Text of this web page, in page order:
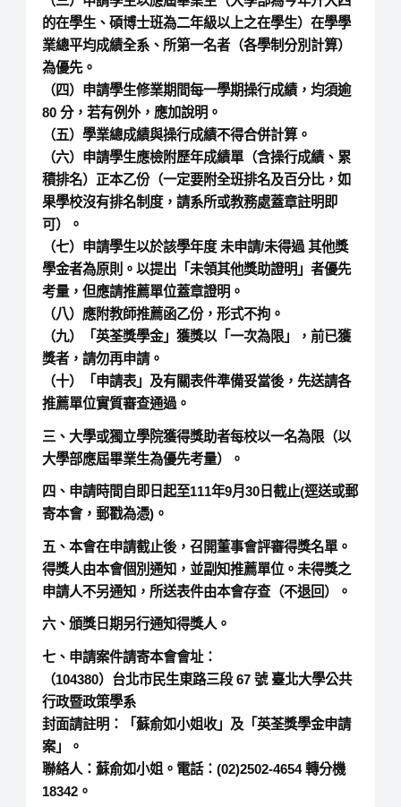
的在學生、碩博士班為二年級以上之在學生）在學學
業總平均成績全系、所第一名者（各學制分別計算）
為優先。
（四）申請學生修業期間每一學期操行成績，均須逾
80 分，若有例外，應加說明。
（五）學業總成績與操行成績不得合併計算。
（六）申請學生應檢附歷年成績單（含操行成績、累
積排名）正本乙份（一定要附全班排名及百分比，如
果學校沒有排名制度，請系所或教務處蓋章註明即
可）。
（七）申請學生以於該學年度 未申請/未得過 其他獎
學金者為原則。以提出「未領其他獎助證明」者優先
考量，但應請推薦單位蓋章證明。
（八）應附教師推薦函乙份，形式不拘。
（九）「英荃獎學金」獲獎以「一次為限」，前已獲
獎者，請勿再申請。
（十）「申請表」及有關表件準備妥當後，先送請各
推薦單位實質審查通過。
三、大學或獨立學院獲得獎助者每校以一名為限（以
大學部應屆畢業生為優先考量）。
四、申請時間自即日起至111年9月30日截止(逕送或郵
寄本會，郵戳為憑)。
五、本會在申請截止後，召開董事會評審得獎名單。
得獎人由本會個別通知，並副知推薦單位。未得獎之
申請人不另通知，所送表件由本會存查（不退回）。
六、頒獎日期另行通知得獎人。
七、申請案件請寄本會會址：
（104380）台北市民生東路三段 67 號 臺北大學公共
行政暨政策學系
封面請註明：「蘇俞如小姐收」及「英荃獎學金申請
案」。
聯絡人：蘇俞如小姐。電話：(02)2502-4654 轉分機
18342。